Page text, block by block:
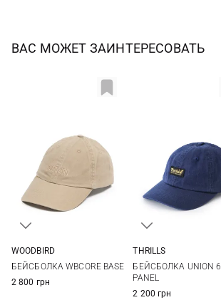
ВАС МОЖЕТ ЗАИНТЕРЕСОВАТЬ
WOODBIRD
БЕЙСБОЛКА WBCORE BASE
2 800 грн
THRILLS
БЕЙСБОЛКА UNION 6
PANEL
2 200 грн